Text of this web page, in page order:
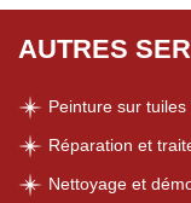
AUTRES
Peinture sur
Réparation et
Nettoyage et